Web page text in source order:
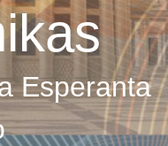
Esperanta